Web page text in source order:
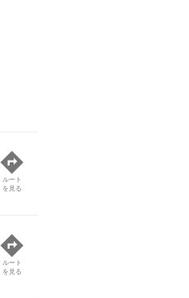
ルート
を見る
ルート
を見る